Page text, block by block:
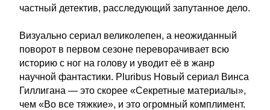
частный детектив, расследующий запутанное дело.
Визуально сериал великолепен, а неожиданный
поворот в первом сезоне переворачивает всю
историю с ног на голову и уводит её в жанр
научной фантастики. Pluribus Новый сериал Винса
Гиллигана — это скорее «Секретные материалы»,
чем «Во все тяжкие», и это огромный комплимент.